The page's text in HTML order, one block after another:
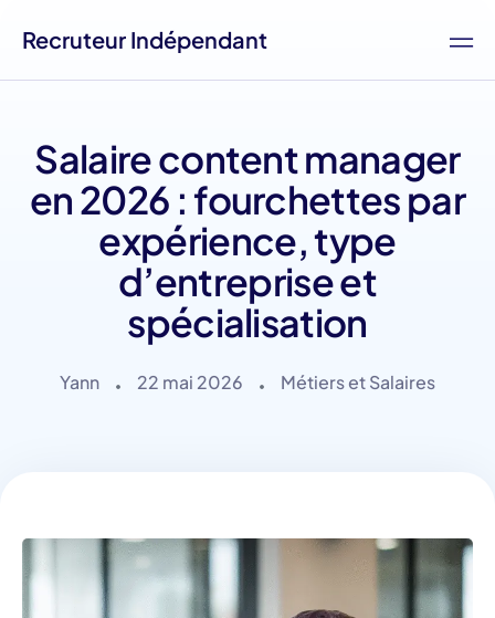
Recruteur Indépendant
Salaire content manager
en 2026 : fourchettes par
expérience, type
d’entreprise et
spécialisation
Yann 22 mai 2026 Métiers et Salaires